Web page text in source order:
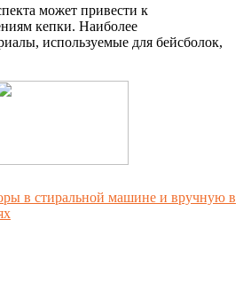
может привести к
кепки. Наиболее
используемые для бейсболок,
в стиральной машине и вручную в